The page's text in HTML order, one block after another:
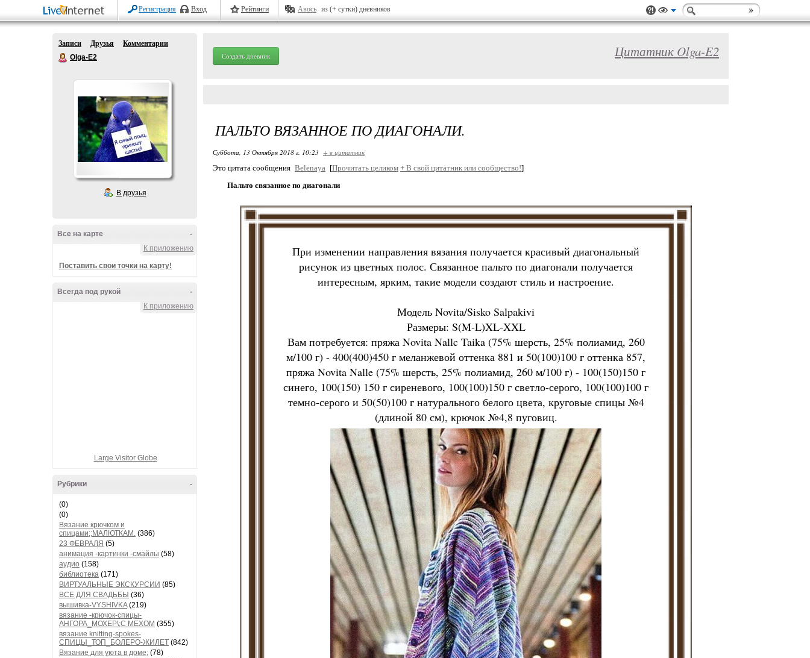
Регистрация Вход Рейтинги Авось из (+ сутки) дневников
Записи Друзья
Комментарии
Olga-E2
В друзья
-
Все на карте
К приложению
Поставить свои точки на карту!
-
Всегда под рукой
К приложению
Large Visitor Globe
-
Рубрики
(0)
(0)
Вязание крючком и
спицами;;МАЛЮТКАМ. (386)
23 ФЕВРАЛЯ (5)
анимация -картинки -смайлы (58)
аудио (158)
библиотека (171)
ВИРТУАЛЬНЫЕ ЭКСКУРСИИ (85)
ВСЕ ДЛЯ СВАДЬБЫ (36)
вышивка-VYSHIVKA(219)
вязание -крючок-спицы-
АНГОРА_МОХЕР\;С МЕХОМ (355)
вязание knitting-spokes-
СПИЦЫ_ТОП_БОЛЕРО-ЖИЛЕТ (842)
Вязание для уюта в доме; (78)
Создать дневник Цитатник Olga-E2
ПАЛЬТО ВЯЗАННОЕ ПО ДИАГОНАЛИ.
Суббота, 13 Октября 2018 г. 10:23 + в цитатник
Это цитата сообщения Belenaya [Прочитать целиком + В свой цитатник или сообщество!]
Пальто связанное по диагонали
При изменении направления вязания получается красивый диагональный
рисунок из цветных полос. Связанное пальто по диагонали получается
интересным, ярким, такие модели создают стиль и настроение.
Модель Novita/Sisko Salpakivi
Размеры: S(M-L)XL-XXL
Вам потребуется: пряжа Novita Nallc Taika (75% шерсть, 25% полиамид, 260
м/100 г) - 400(400)450 г меланжевой оттенка 881 и 50(100)100 г оттенка 857,
пряжа Novita Nalle (75% шерсть, 25% полиамид, 260 м/100 г) - 100(150)150 г
синего, 100(150) 150 г сиреневого, 100(100)150 г светло-серого, 100(100)100 г
темно-серого и 50(50)100 г натурального белого цвета, круговые спицы №4
(длиной 80 см), крючок №4,8 пуговиц.